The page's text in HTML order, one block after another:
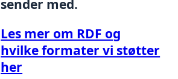
sender med.
Les mer om RDF og
hvilke formater vi støtter
her